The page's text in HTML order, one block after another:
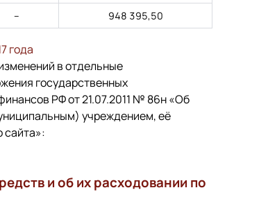
– 948 395,50
года
в отдельные
государственных
РФ от 21.07.2011 № 86н «Об
учреждением, её
сайта»:
и об их расходовании по